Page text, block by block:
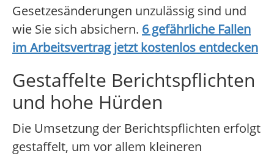
Gesetzesänderungen unzulässig sind und
wie Sie sich absichern. 6 gefährliche Fallen
im Arbeitsvertrag jetzt kostenlos entdecken
Gestaffelte Berichtspflichten
und hohe Hürden
Die Umsetzung der Berichtspflichten erfolgt
gestaffelt, um vor allem kleineren